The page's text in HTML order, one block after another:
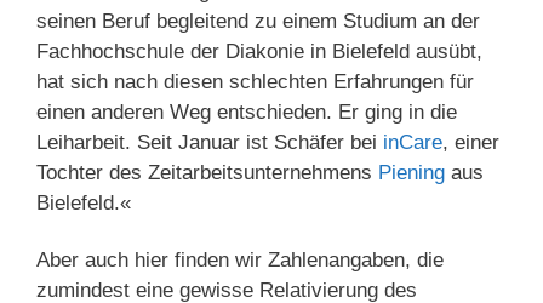
seinen Beruf begleitend zu einem Studium an der
Fachhochschule der Diakonie in Bielefeld ausübt,
hat sich nach diesen schlechten Erfahrungen für
einen anderen Weg entschieden. Er ging in die
Leiharbeit. Seit Januar ist Schäfer bei inCare, einer
Tochter des Zeitarbeitsunternehmens Piening aus
Bielefeld.«
Aber auch hier finden wir Zahlenangaben, die
zumindest eine gewisse Relativierung des